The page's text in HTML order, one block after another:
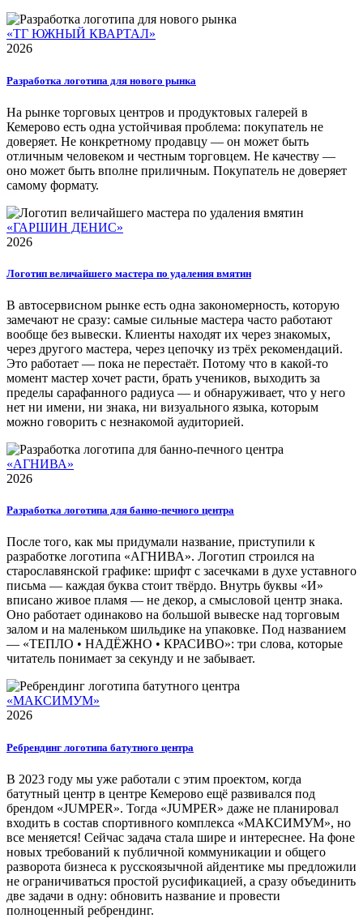
«ТГ ЮЖНЫЙ КВАРТАЛ»
2026
Разработка логотипа для нового рынка
На рынке торговых центров и продуктовых галерей в
Кемерово есть одна устойчивая проблема: покупатель не
доверяет. Не конкретному продавцу — он может быть
отличным человеком и честным торговцем. Не качеству —
оно может быть вполне приличным. Покупатель не доверяет
самому формату.
«ГАРШИН ДЕНИС»
2026
Логотип величайшего мастера по удаления вмятин
В автосервисном рынке есть одна закономерность, которую
замечают не сразу: самые сильные мастера часто работают
вообще без вывески. Клиенты находят их через знакомых,
через другого мастера, через цепочку из трёх рекомендаций.
Это работает — пока не перестаёт. Потому что в какой-то
момент мастер хочет расти, брать учеников, выходить за
пределы сарафанного радиуса — и обнаруживает, что у него
нет ни имени, ни знака, ни визуального языка, которым
можно говорить с незнакомой аудиторией.
«АГНИВА»
2026
Разработка логотипа для банно-печного центра
После того, как мы придумали название, приступили к
разработке логотипа «АГНИВА». Логотип строился на
старославянской графике: шрифт с засечками в духе уставного
письма — каждая буква стоит твёрдо. Внутрь буквы «И»
вписано живое пламя — не декор, а смысловой центр знака.
Оно работает одинаково на большой вывеске над торговым
залом и на маленьком шильдике на упаковке. Под названием
— «ТЕПЛО • НАДЁЖНО • КРАСИВО»: три слова, которые
читатель понимает за секунду и не забывает.
«МАКСИМУМ»
2026
Ребрендинг логотипа батутного центра
В 2023 году мы уже работали с этим проектом, когда
батутный центр в центре Кемерово ещё развивался под
брендом «JUMPER». Тогда «JUMPER» даже не планировал
входить в состав спортивного комплекса «МАКСИМУМ», но
все меняется! Сейчас задача стала шире и интереснее. На фоне
новых требований к публичной коммуникации и общего
разворота бизнеса к русскоязычной айдентике мы предложили
не ограничиваться простой русификацией, а сразу объединить
две задачи в одну: обновить название и провести
полноценный ребрендинг.